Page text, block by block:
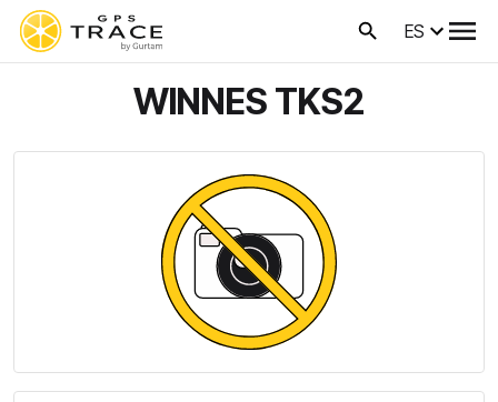
ES
WINNES TKS2